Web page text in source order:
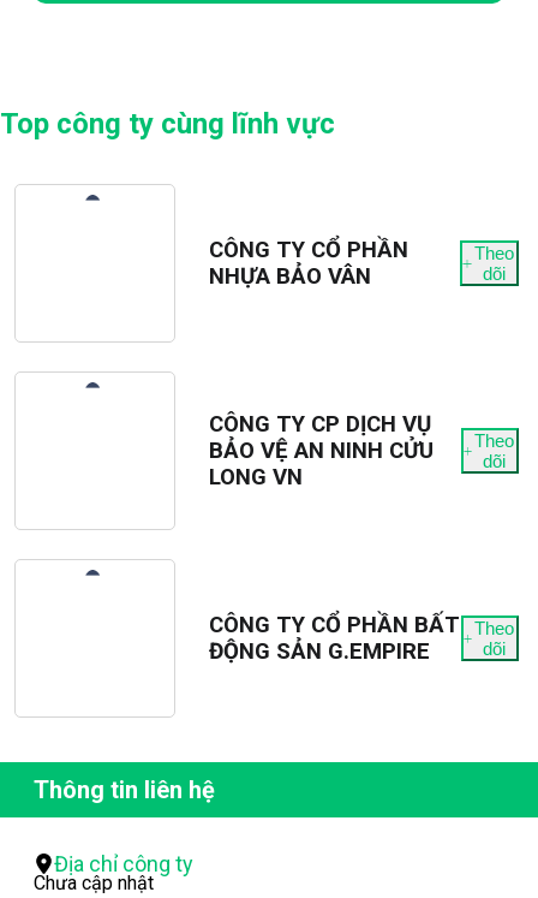
Top công ty cùng lĩnh vực
CÔNG TY CỔ PHẦN
NHỰA BẢO VÂN
Theo
dõi
CÔNG TY CP DỊCH VỤ
BẢO VỆ AN NINH CỬU
LONG VN
Theo
dõi
CÔNG TY CỔ PHẦN BẤT
ĐỘNG SẢN G.EMPIRE
Theo
dõi
Thông tin liên hệ
Địa chỉ công ty
Chưa cập nhật